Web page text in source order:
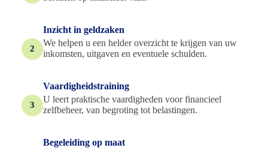
2
Inzicht in geldzaken
We helpen u een helder overzicht te krijgen van uw
inkomsten, uitgaven en eventuele schulden.
3
Vaardigheidstraining
U leert praktische vaardigheden voor financieel
zelfbeheer, van begroting tot belastingen.
Begeleiding op maat